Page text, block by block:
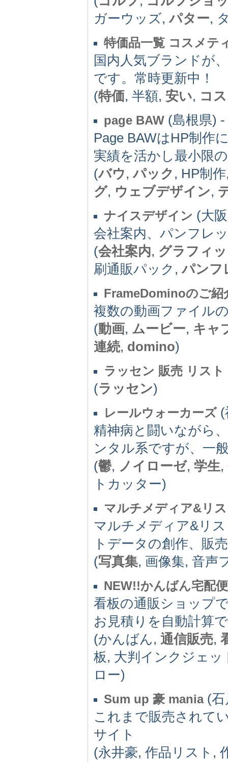
ガーウッズ,パター,
特価品一覧 コスメテ
国内人気ブランドが
です。常時更新中！
(特価, 半額, 安い, コ
page BAW (島根県) -
Page BAWはHP制作
実績を活かし最小限
(バウ,パック , HP制
グ, ウェブデザイン,
ナイスデザイン (大
会社案内、パンフレ
(会社案内, グラフィ
刷通販パック,パンフ
FrameDominoのご紹
複数の動画ファイル
(動画, ムービー, キャ
連続, domino)
ラッセン 販売 リス
(ラッセン)
レールウォーカーズ(
精神病と闘いながら
ンタル系ですが、一
(鬱, ノイローゼ, 学生,
トカッター)
マルチメディア&リ
マルチメディア&リ
トデータの創作、販
(写真集, 画像集, 音声
NEW!!かんばん宅配便
看板の通販ショップ
お見積りを自動計算
(かんばん, 通信販売,
板, 大判インクジェ
ロー)
Sum up 豪 mania(石
これまで販売されて
サイト
(永井豪, 作品リスト,